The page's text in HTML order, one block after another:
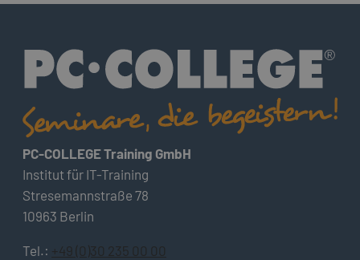
PC-COLLEGE Training GmbH
Institut für IT-Training
Stresemannstraße 78
10963 Berlin
Tel.: +49 (0)30 235 00 00